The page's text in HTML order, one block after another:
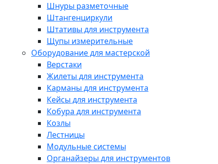
Шнуры разметочные
Штангенциркули
Штативы для инструмента
Щупы измерительные
Оборудование для мастерской
Верстаки
Жилеты для инструмента
Карманы для инструмента
Кейсы для инструмента
Кобура для инструмента
Козлы
Лестницы
Модульные системы
Органайзеры для инструментов